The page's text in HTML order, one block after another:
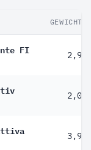
GEWICHT
FI 2,93
2,02
3,93